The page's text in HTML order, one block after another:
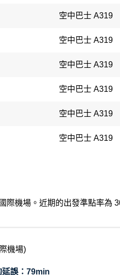
空中巴士 A319
空中巴士 A319
空中巴士 A319
空中巴士 A319
空中巴士 A319
空中巴士 A319
際機場。近期的出發準點率為
機場)
誤： 79min